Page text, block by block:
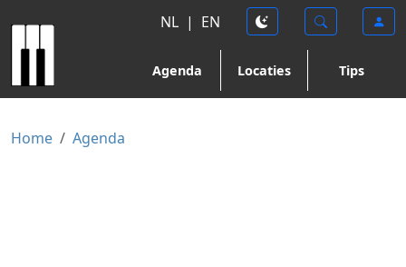
NL | EN
Agenda Locaties Tips
Home Agenda